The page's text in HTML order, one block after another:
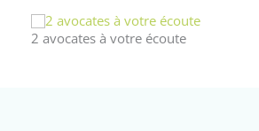
2 avocates à votre écoute